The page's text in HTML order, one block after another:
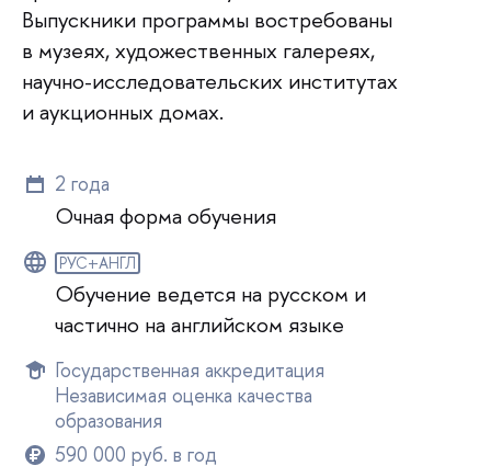
Выпускники программы востребованы
в музеях, художественных галереях,
научно-исследовательских институтах
и аукционных домах.
2 года
Очная форма обучения
РУС+АНГЛ
Обучение ведется на русском и
частично на английском языке
Государственная аккредитация
Независимая оценка качества
образования
590 000 руб. в год